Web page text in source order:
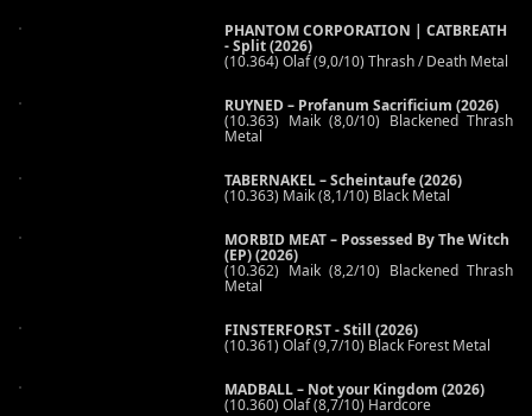
PHANTOM CORPORATION | CATBREATH
- Split (2026)
(10.364) Olaf (9,0/10) Thrash / Death Metal
RUYNED – Profanum Sacrificium (2026)
(10.363) Maik (8,0/10) Blackened Thrash
Metal
TABERNAKEL – Scheintaufe (2026)
(10.363) Maik (8,1/10) Black Metal
MORBID MEAT – Possessed By The Witch
(EP) (2026)
(10.362) Maik (8,2/10) Blackened Thrash
Metal
FINSTERFORST - Still (2026)
(10.361) Olaf (9,7/10) Black Forest Metal
MADBALL – Not your Kingdom (2026)
(10.360) Olaf (8,7/10) Hardcore